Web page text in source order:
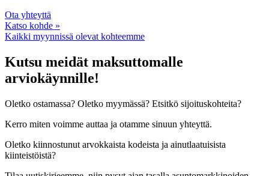
Ota yhteyttä
Katso kohde »
Kaikki myynnissä olevat kohteemme
Kutsu meidät maksuttomalle
arviokäynnille!
Oletko ostamassa? Oletko myymässä? Etsitkö sijoituskohteita?
Kerro miten voimme auttaa ja otamme sinuun yhteyttä.
Oletko kiinnostunut arvokkaista kodeista ja ainutlaatuisista
kiinteistöistä?